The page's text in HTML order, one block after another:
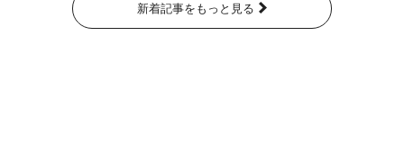
新着記事をもっと見る